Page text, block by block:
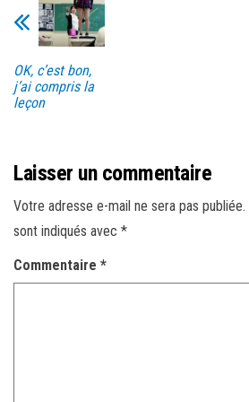
OK, c’est bon,
j’ai compris la
leçon
Laisser un commentaire
Votre adresse e-mail ne sera pas publiée.
sont indiqués avec *
Commentaire *